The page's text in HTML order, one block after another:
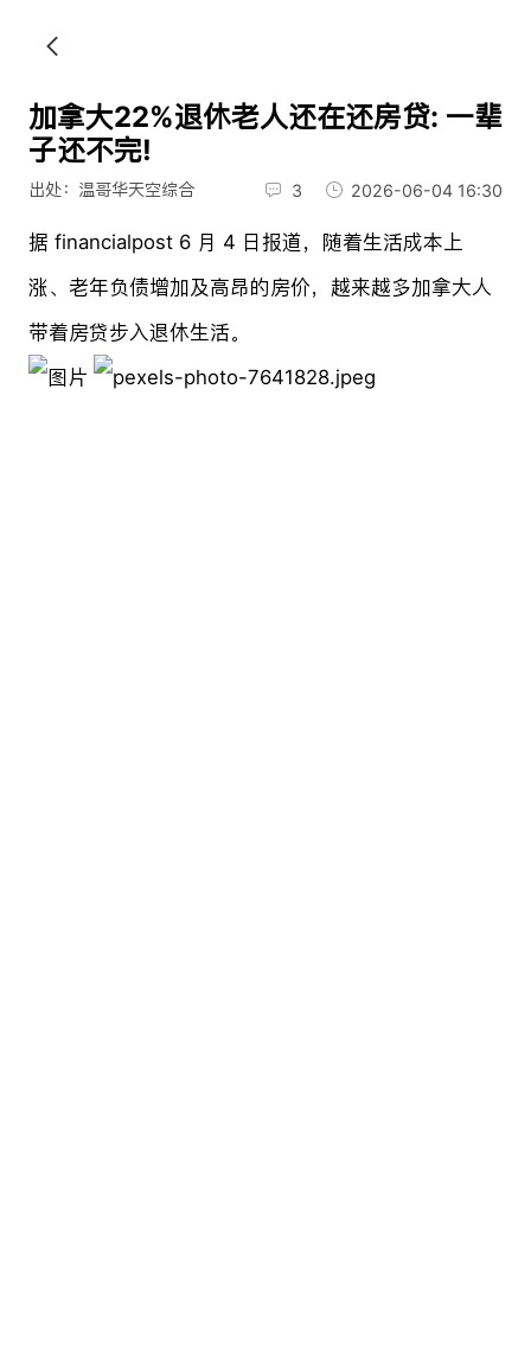
加拿大22%退休老人还在还房贷: 一辈
子还不完!
出处：温哥华天空综合 3 2026-06-04 16:30
据 financialpost 6 月 4 日报道，随着生活成本上
涨、老年负债增加及高昂的房价，越来越多加拿大人
带着房贷步入退休生活。